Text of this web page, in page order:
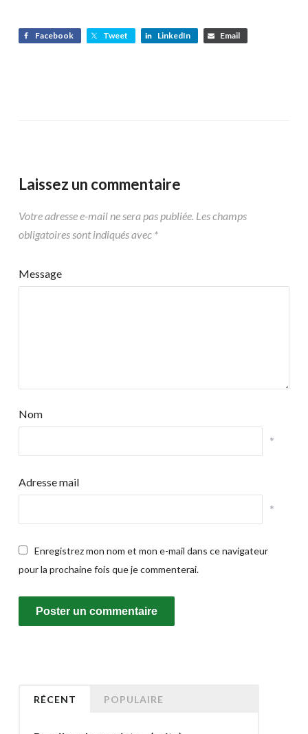
Facebook Tweet LinkedIn Email
Laissez un commentaire
Votre adresse e-mail ne sera pas publiée. Les champs
obligatoires sont indiqués avec *
Message
Nom
*
Adresse mail
*
Enregistrez mon nom et mon e-mail dans ce navigateur
pour la prochaine fois que je commenterai.
RÉCENT POPULAIRE